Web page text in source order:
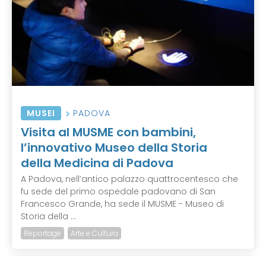
MUSEI PADOVA
Visita al MUSME con bambini,
l’innovativo Museo della Storia
della Medicina di Padova
A Padova, nell’antico palazzo quattrocentesco che
fu sede del primo ospedale padovano di San
Francesco Grande, ha sede il MUSME - Museo di
Storia della ...
Reportage Arte e Cultura